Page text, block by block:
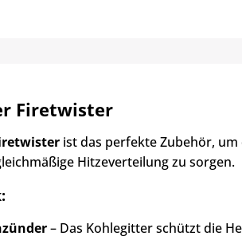
Firetwister
ist das perfekte Zubehör,
Hitzeverteilung zu sorgen.
– Das Kohlegitter schützt die